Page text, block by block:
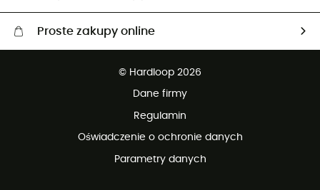
Proste zakupy online
100 dni na bezpłatny zwrot
© Hardloop 2026
Dane firmy
Regulamin
Oświadczenie o ochronie danych
Parametry danych